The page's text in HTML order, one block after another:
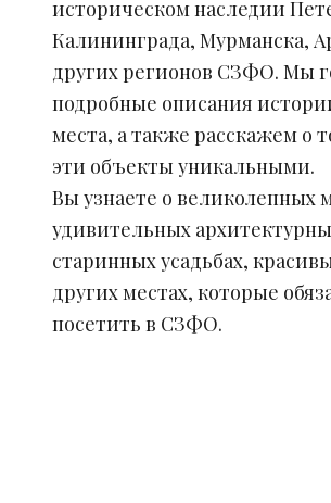
историческом наследии
Калининграда, Мурманска,
других регионов СЗФО. Мы
подробные описания
места, а также расскажем о
эти объекты уникальными.
Вы узнаете о великолепных
удивительных
старинных усадьбах,
других местах, которые
посетить в СЗФО.